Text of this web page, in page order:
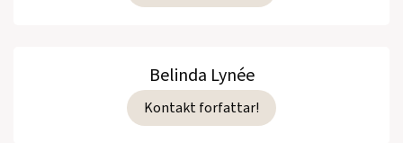
Belinda Lynée
Kontakt forfattar!